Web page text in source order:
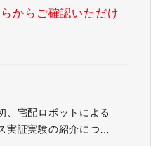
からご確認いただけ
、宅配ロボットによる
実証実験の紹介につい